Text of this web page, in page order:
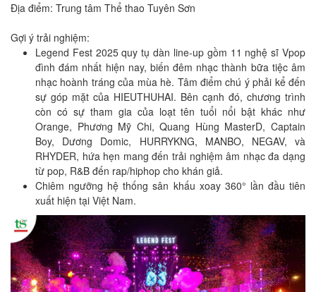
Địa điểm: Trung tâm Thể thao Tuyên Sơn
Gợi ý trải nghiệm:
Legend Fest 2025 quy tụ dàn line-up gồm 11 nghệ sĩ Vpop
đình đám nhất hiện nay, biến đêm nhạc thành bữa tiệc âm
nhạc hoành tráng của mùa hè. Tâm điểm chú ý phải kể đến
sự góp mặt của HIEUTHUHAI. Bên cạnh đó, chương trình
còn có sự tham gia của loạt tên tuổi nổi bật khác như
Orange, Phương Mỹ Chi, Quang Hùng MasterD, Captain
Boy, Dương Domic, HURRYKNG, MANBO, NEGAV, và
RHYDER, hứa hẹn mang đến trải nghiệm âm nhạc đa dạng
từ pop, R&B đến rap/hiphop cho khán giả.
Chiêm ngưỡng hệ thống sân khấu xoay 360° lần đầu tiên
xuất hiện tại Việt Nam.